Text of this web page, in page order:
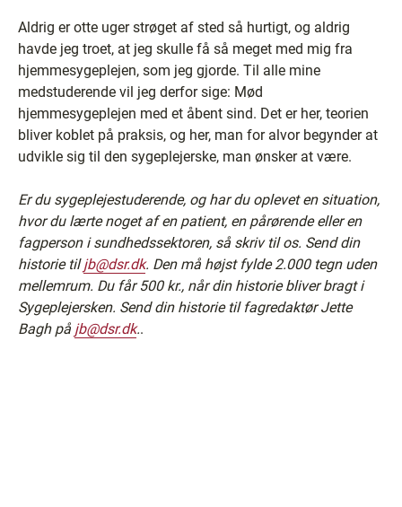
Aldrig er otte uger strøget af sted så hurtigt, og aldrig
havde jeg troet, at jeg skulle få så meget med mig fra
hjemmesygeplejen, som jeg gjorde. Til alle mine
medstuderende vil jeg derfor sige: Mød
hjemmesygeplejen med et åbent sind. Det er her, teorien
bliver koblet på praksis, og her, man for alvor begynder at
udvikle sig til den sygeplejerske, man ønsker at være.
Er du sygeplejestuderende, og har du oplevet en situation,
hvor du lærte noget af en patient, en pårørende eller en
fagperson i sundhedssektoren, så skriv til os. Send din
historie tiljb@dsr.dk. Den må højst fylde 2.000 tegn uden
mellemrum. Du får 500 kr., når din historie bliver bragt i
Sygeplejersken. Send din historie til fagredaktør Jette
Bagh på jb@dsr.dk..